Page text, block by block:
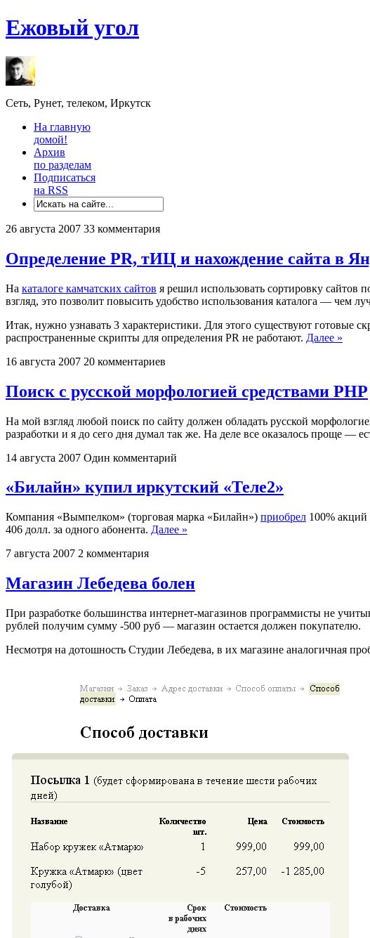
Ежовый угол
Сеть, Рунет, телеком, Иркутск
На главную
домой!
Архив
по разделам
Подписаться
на RSS
26 августа 2007 33 комментария
Определение PR, тИЦ и нахождение сайта в
На каталоге камчатских сайтов я решил использовать сортировку сайтов
взгляд, это позволит повысить удобство использования каталога — чем
Итак, нужно узнавать 3 характеристики. Для этого существуют готовые
распространенные скрипты для определения PR не работают. Далее »
16 августа 2007 20 комментариев
Поиск с русской морфологией средствами PHP
На мой взгляд любой поиск по сайту должен обладать русской
разработки и я до сего дня думал так же. На деле все оказалось проще —
14 августа 2007 Один комментарий
«Билайн» купил иркутский «Теле2»
Компания «Вымпелком» (торговая марка «Билайн») приобрел 100% акций
406 долл. за одного абонента. Далее »
7 августа 2007 2 комментария
Магазин Лебедева болен
При разработке большинства интернет-магазинов программисты не
рублей получим сумму -500 руб — магазин остается должен покупателю.
Несмотря на дотошность Студии Лебедева, в их магазине аналогичная